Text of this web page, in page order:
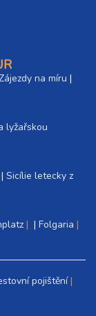
na míru |
lyžařskou
| Sicílie letecky z
| Folgaria
pojištění